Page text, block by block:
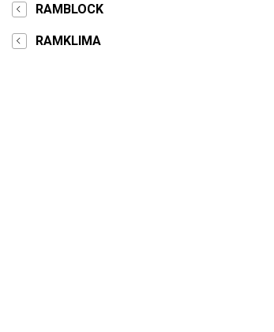
RAMBLOCK
RAMKLIMA